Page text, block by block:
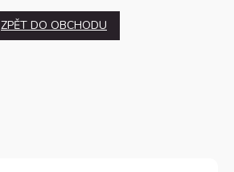
ZPĚT DO OBCHODU